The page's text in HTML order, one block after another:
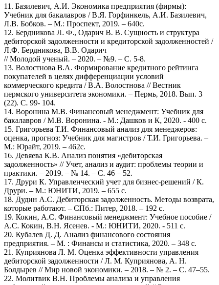
11. Базилевич, А.И. Экономика предприятия (фирмы):
Учебник для бакалавров / В.Я. Горфинкель, А.И. Базилевич,
Л.В. Бобков. – М.: Проспект, 2019. – 640c.
12. Бердникова Л. Ф., Одарич В. В. Сущность и структура
дебиторской задолженности и кредиторской задолженностей /
Л.Ф. Бердникова, В.В. Одарич
// Молодой ученый. – 2020. – №9. – С. 5-8.
13. Волостнова В.А. Формирование кредитного рейтинга
покупателей в целях дифференциации условий
коммерческого кредита / В.А. Волостнова // Вестник
пермского университета экономики. – Пермь, 2018. Вып. 3
(22). С. 99- 104.
14. Воронина М.В. Финансовый менеджмент: Учебник для
бакалавров / М.В. Воронина. - М.: Дашков и К, 2020. - 400 c.
15. Григорьева Т.И. Финансовый анализ для менеджеров:
оценка, прогноз: Учебник для магистров / Т.И. Григорьева. –
М.: Юрайт, 2019. – 462c.
16. Девяева К.В. Анализ понятия «дебиторская
задолженность» // Учет, анализ и аудит: проблемы теории и
практики. – 2019. – № 14. – С. 46 – 52.
17. Друри К. Управленческий учет для бизнес-решений / К.
Друри. – М.: ЮНИТИ, 2019. – 655 c.
18. Дудин А.С. Дебиторская задолженность. Методы возврата,
которые работают. – СПб.: Питер, 2018. – 192 с.
19. Кокин, А.С. Финансовый менеджмент: Учебное пособие /
А.С. Кокин, В.Н. Ясенев. - М.: ЮНИТИ, 2020. - 511 c.
20. Кубалев Д. Д. Анализ финансового состояния
предприятия. – М. : Финансы и статистика, 2020. – 348 с.
21. Куприянова Л. М. Оценка эффективности управления
дебиторской задолженности / Л. М. Куприянова, А. Н.
Болдырев // Мир новой экономики. – 2018. – № 2. – С. 47–55.
22. Молитвик В.Н. Проблемы анализа и управления